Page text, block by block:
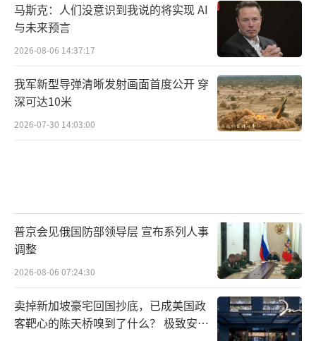
马斯克：人们没意识到我说的将实现 AI
与未来预言
2026-08-06 14:37:17
我军新型导弹清晰发射画面首度公开 穿
深可达10米
2026-07-30 14:03:00
普京会见俄国防部领导层 宣布系列人事
调整
2026-08-06 07:24:30
卖掉新加坡豪宅回国抄底，已成美国政
客靶心的陈天桥嗅到了什么？ 极致安全